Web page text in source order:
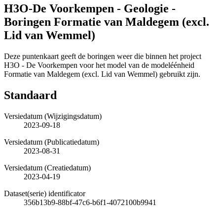
H3O-De Voorkempen - Geologie -
Boringen Formatie van Maldegem (excl.
Lid van Wemmel)
Deze puntenkaart geeft de boringen weer die binnen het project
H3O - De Voorkempen voor het model van de modeléénheid
Formatie van Maldegem (excl. Lid van Wemmel) gebruikt zijn.
Standaard
Versiedatum (Wijzigingsdatum)
2023-09-18
Versiedatum (Publicatiedatum)
2023-08-31
Versiedatum (Creatiedatum)
2023-04-19
Dataset(serie) identificator
356b13b9-88bf-47c6-b6f1-4072100b9941